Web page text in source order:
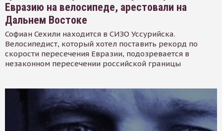
Евразию на велосипеде, арестовали на
Дальнем Востоке
Софиан Сехили находится в СИЗО Уссурийска.
Велосипедист, который хотел поставить рекорд по
скорости пересечения Евразии, подозревается в
незаконном пересечении российской границы